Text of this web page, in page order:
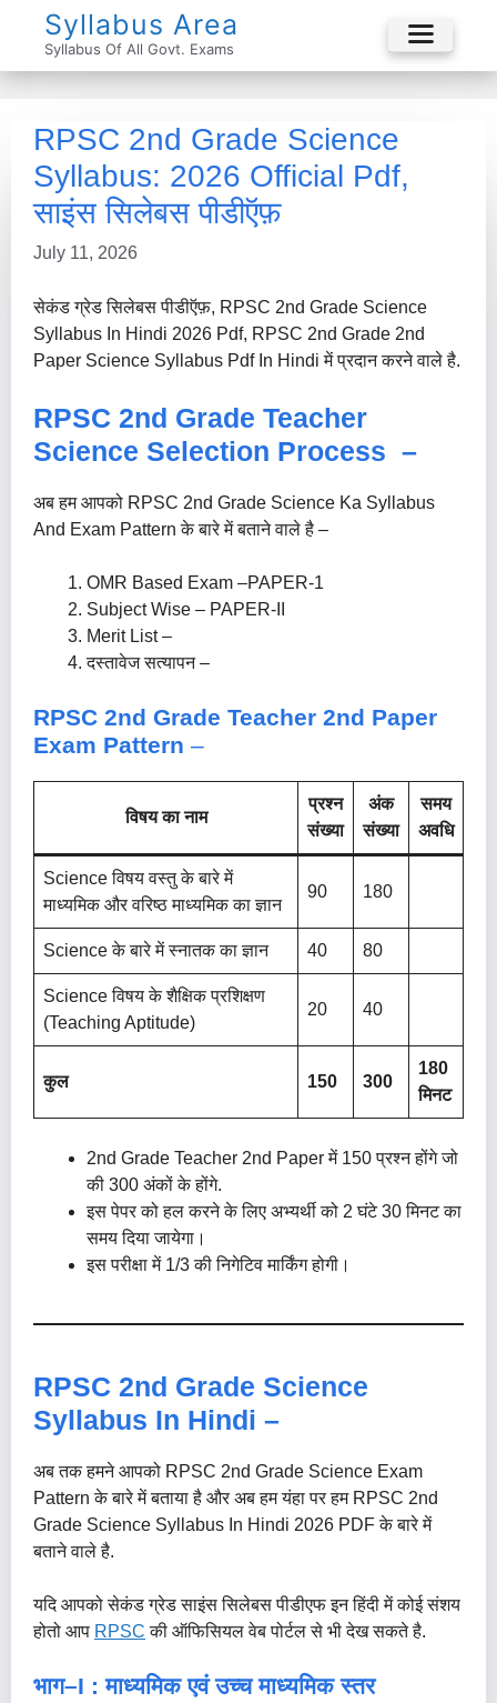
Syllabus Area
Syllabus Of All Govt. Exams
Menu
RPSC 2nd Grade Science
Syllabus: 2026 Official Pdf,
साइंस सिलेबस पीडीऍफ़
July 11, 2026
सेकंड ग्रेड सिलेबस पीडीऍफ़, RPSC 2nd Grade Science
Syllabus In Hindi 2026 Pdf, RPSC 2nd Grade 2nd
Paper Science Syllabus Pdf In Hindi में प्रदान करने वाले है.
RPSC 2nd Grade Teacher
Science Selection Process –
अब हम आपको RPSC 2nd Grade Science Ka Syllabus
And Exam Pattern के बारे में बताने वाले है –
OMR Based Exam –PAPER-1
Subject Wise – PAPER-II
Merit List –
दस्तावेज सत्यापन –
RPSC 2nd Grade Teacher 2nd Paper
Exam Pattern –
विषय का नाम
प्रश्न
संख्या
अंक
संख्या
समय
अवधि
Science विषय वस्तु के बारे में
माध्यमिक और वरिष्ठ माध्यमिक का ज्ञान
90 180
Science के बारे में स्नातक का ज्ञान 40 80
Science विषय के शैक्षिक प्रशिक्षण
(teaching Aptitude)
20 40
कुल 150 300
180
मिनट
2nd Grade Teacher 2nd Paper में 150 प्रश्न होंगे जो
की 300 अंकों के होंगे.
इस पेपर को हल करने के लिए अभ्यर्थी को 2 घंटे 30 मिनट का
समय दिया जायेगा।
इस परीक्षा में 1/3 की निगेटिव मार्किंग होगी।
RPSC 2nd Grade Science
Syllabus In Hindi –
अब तक हमने आपको RPSC 2nd Grade Science Exam
Pattern के बारे में बताया है और अब हम यंहा पर हम RPSC 2nd
Grade Science Syllabus In Hindi 2026 PDF के बारे में
बताने वाले है.
यदि आपको सेकंड ग्रेड साइंस सिलेबस पीडीएफ इन हिंदी में कोई संशय
होतो आप RPSC की ऑफिसियल वेब पोर्टल से भी देख सकते है.
भाग–I : माध्यमिक एवं उच्च माध्यमिक स्तर